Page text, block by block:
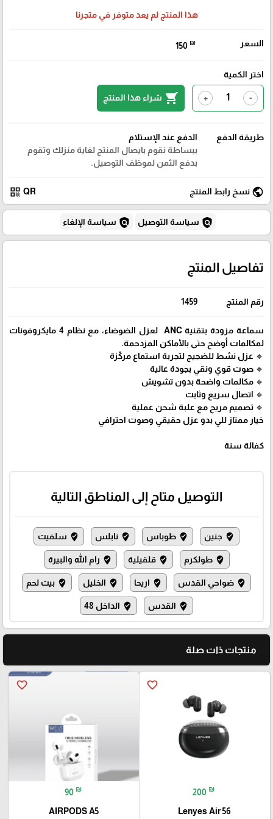
هذا المنتج لم يعد متوفر في متجرنا
السعر 150 ₪
اختر الكمية
-
+
shopping_cart شراء هذا المنتج
طريقة الدفع
الدفع عند الإستلام
ببساطة نقوم بايصال المنتج لغاية منزلك وتقوم
بدفع الثمن لموظف التوصيل.
public نسخ رابط المنتج QR
qr_code
policy سياسة التوصيل policy سياسة الإلغاء
تفاصيل المنتج
رقم المنتج 1459
سماعة مزودة بتقنية ANC لعزل الضوضاء، مع نظام 4 مايكروفونات
لمكالمات أوضح حتى بالأماكن المزدحمة.
🔹 عزل نشط للضجيج لتجربة استماع مركّزة
🔹 صوت قوي ونقي بجودة عالية
🔹 مكالمات واضحة بدون تشويش
🔹 اتصال سريع وثابت
🔹 تصميم مريح مع علبة شحن عملية
خيار ممتاز للي بدو عزل حقيقي وصوت احترافي
كفالة سنة
التوصيل متاح إلى المناطق التالية
where_to_vote جنين where_to_vote طوباس where_to_vote نابلس where_to_vote سلفيت
where_to_vote طولكرم where_to_vote قلقيلية where_to_vote رام الله والبيرة
where_to_vote ضواحي القدس where_to_vote اريحا where_to_vote الخليل where_to_vote بيت لحم
where_to_vote القدس where_to_vote الداخل 48
منتجات ذات صلة
favorite_border
200 ₪
Lenyes Air 56
favorite_border
90 ₪
AIRPODS A5